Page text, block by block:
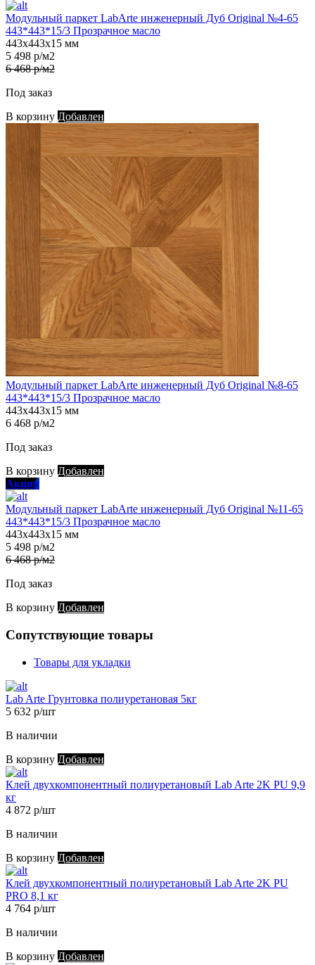
Модульный паркет LabArte инженерный Дуб Original №4-65
443*443*15/3 Прозрачное масло
443х443х15 мм
5 498 р/м2
6 468 р/м2
Под заказ
В корзину Добавлен
Модульный паркет LabArte инженерный Дуб Original №8-65
443*443*15/3 Прозрачное масло
443х443х15 мм
6 468 р/м2
Под заказ
В корзину Добавлен
Акция
Модульный паркет LabArte инженерный Дуб Original №11-65
443*443*15/3 Прозрачное масло
443х443х15 мм
5 498 р/м2
6 468 р/м2
Под заказ
В корзину Добавлен
Сопутствующие товары
Товары для укладки
Lab Arte Грунтовка полиуретановая 5кг
5 632 р/шт
В наличии
В корзину Добавлен
Клей двухкомпонентный полиуретановый Lab Arte 2K PU 9,9
кг
4 872 р/шт
В наличии
В корзину Добавлен
Клей двухкомпонентный полиуретановый Lab Arte 2K PU
PRO 8,1 кг
4 764 р/шт
В наличии
В корзину Добавлен